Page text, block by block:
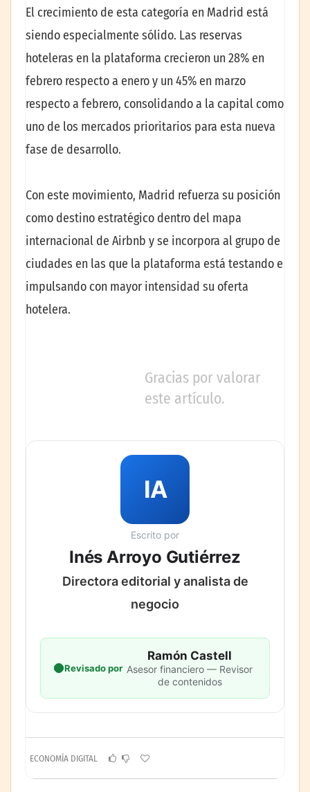
El crecimiento de esta categoría en Madrid está
siendo especialmente sólido. Las reservas
hoteleras en la plataforma crecieron un 28% en
febrero respecto a enero y un 45% en marzo
respecto a febrero, consolidando a la capital como
uno de los mercados prioritarios para esta nueva
fase de desarrollo.
Con este movimiento, Madrid refuerza su posición
como destino estratégico dentro del mapa
internacional de Airbnb y se incorpora al grupo de
ciudades en las que la plataforma está testando e
impulsando con mayor intensidad su oferta
hotelera.
Gracias por valorar
este artículo.
IA
Escrito por
Inés Arroyo Gutiérrez
Directora editorial y analista de
negocio
Revisado por
Ramón Castell
Asesor financiero — Revisor
de contenidos
ECONOMÍA DIGITAL